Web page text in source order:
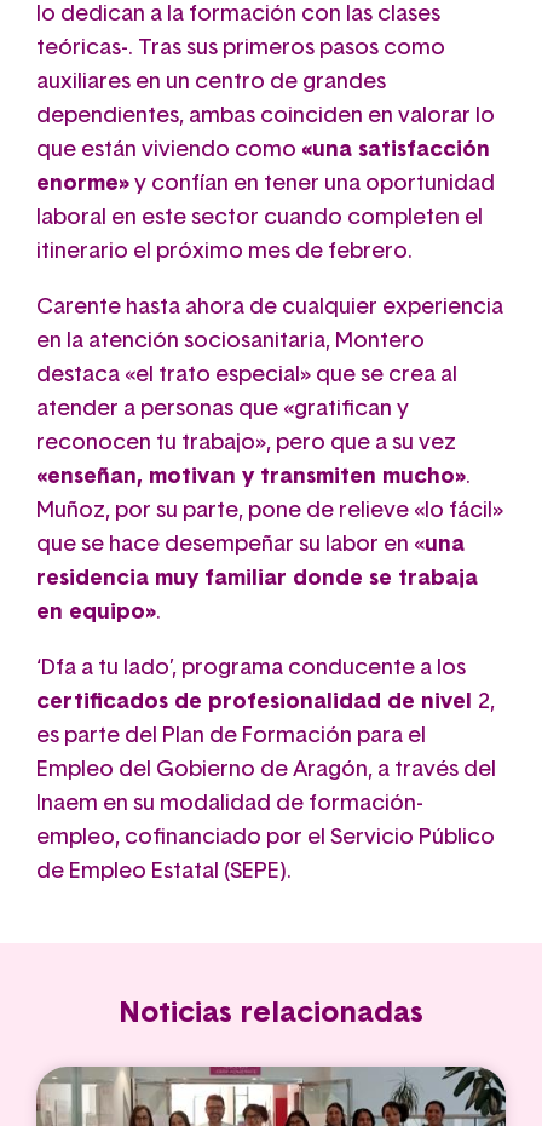
lo dedican a la formación con las clases
teóricas-. Tras sus primeros pasos como
auxiliares en un centro de grandes
dependientes, ambas coinciden en valorar lo
que están viviendo como «una satisfacción
enorme» y confían en tener una oportunidad
laboral en este sector cuando completen el
itinerario el próximo mes de febrero.
Carente hasta ahora de cualquier experiencia
en la atención sociosanitaria, Montero
destaca «el trato especial» que se crea al
atender a personas que «gratifican y
reconocen tu trabajo», pero que a su vez
«enseñan, motivan y transmiten mucho».
Muñoz, por su parte, pone de relieve «lo fácil»
que se hace desempeñar su labor en «una
residencia muy familiar donde se trabaja
en equipo».
‘Dfa a tu lado’, programa conducente a los
certificados de profesionalidad de nivel 2,
es parte del Plan de Formación para el
Empleo del Gobierno de Aragón, a través del
Inaem en su modalidad de formación-
empleo, cofinanciado por el Servicio Público
de Empleo Estatal (SEPE).
Noticias relacionadas